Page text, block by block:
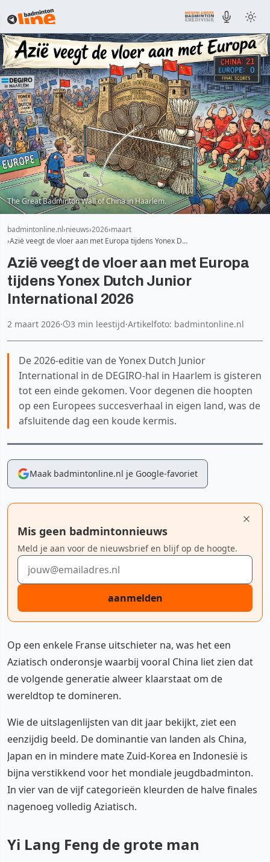
The Great Badminton Wall of China in Haarlem.
badmintonline.nl nieuws 2026 maart
Azië veegt de vloer aan met Europa tijdens Yonex D…
Azië veegt de vloer aan met Europa
tijdens Yonex Dutch Junior
International 2026
2 maart 2026· 3 min leestijd·Artikelfoto: badmintonline.nl
De 2026-editie van de Yonex Dutch Junior
International in de DEGIRO-hal in Haarlem is gisteren
tot een einde gekomen. Voor degenen die hoopten
op een Europees succesverhaal in eigen land, was de
afsluitende dag een koude kermis.
Maak badmintonline.nl je Google-favoriet
Mis geen badmintonnieuws
Meld je aan voor de nieuwsbrief en blijf op de hoogte.
E-mailadres
aanmelden
Op een enkele Franse uitschieter na, was het een
Aziatisch onderonsje waarbij vooral China liet zien dat
de volgende generatie alweer klaarstaat om de
wereldtop te domineren.
Wie de uitslagenlijsten van dit jaar bekijkt, ziet een
eenzijdig beeld. De dominantie van landen als China,
Japan en in mindere mate Zuid-Korea en Indonesië is
bijna verstikkend voor het mondiale jeugdbadminton.
In vier van de vijf categorieën kleurden de halve finales
nagenoeg volledig Aziatisch.
Yi Lang Feng de grote man